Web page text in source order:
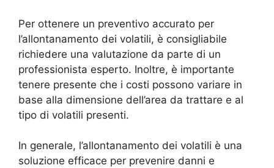
Per ottenere un preventivo accurato per
l’allontanamento dei volatili, è consigliabile
richiedere una valutazione da parte di un
professionista esperto. Inoltre, è importante
tenere presente che i costi possono variare in
base alla dimensione dell’area da trattare e al
tipo di volatili presenti.
In generale, l’allontanamento dei volatili è una
soluzione efficace per prevenire danni e